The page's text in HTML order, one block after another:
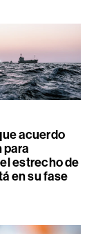
acuerdo
para
estrecho de
en su fase